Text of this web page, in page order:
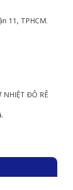
11, TPHCM.
NHIỆT ĐÔ RÊ